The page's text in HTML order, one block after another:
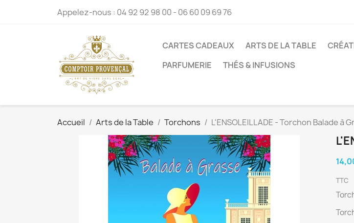
Appelez-nous : 04 92 92 98 00 - 06 60 09 69 76
CARTES CADEAUX ARTS DE LA TABLE
PARFUMERIE
THÉS & INFUSIONS
Accueil Arts de la Table Torchons L'ENSOLEILLADE - Torchon Balade à
TTC